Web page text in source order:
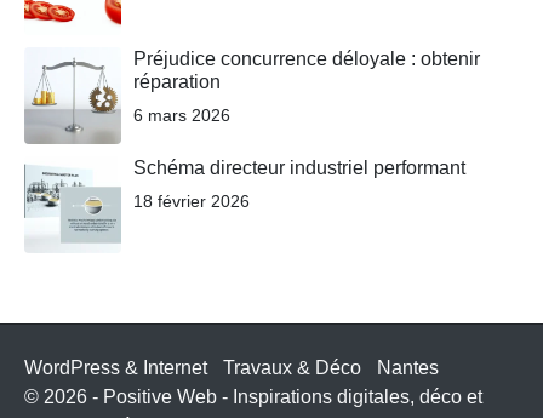
Préjudice concurrence déloyale : obtenir
réparation
6 mars 2026
Schéma directeur industriel performant
18 février 2026
WordPress & Internet Travaux & Déco
Nantes
© 2026 - Positive Web - Inspirations digitales, déco et